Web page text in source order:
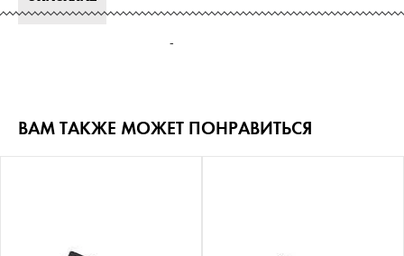
-
ВАМ ТАКЖЕ МОЖЕТ ПОНРАВИТЬСЯ